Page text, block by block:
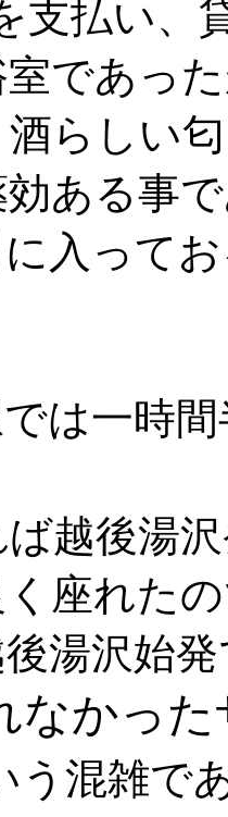
支払い、
であっ
らしい
ある事
入って
は一時間
越後湯
座れた
湯沢始
なかっ
う混雑で